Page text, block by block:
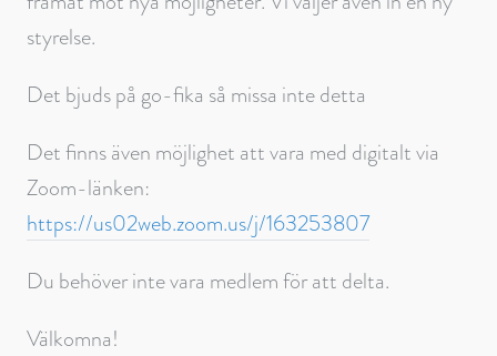
styrelse.
Det bjuds på go-fika så missa inte detta
Det finns även möjlighet att vara med digitalt via
Zoom-länken:
https://us02web.zoom.us/j/163253807
Du behöver inte vara medlem för att delta.
Välkomna!